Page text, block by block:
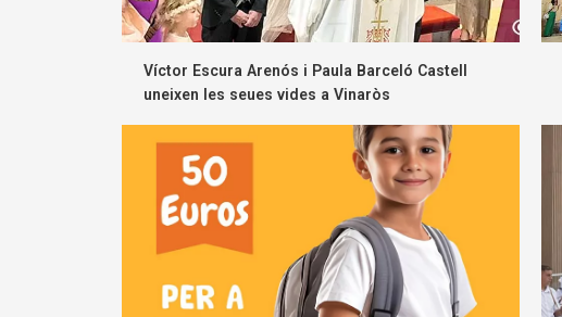
Víctor Escura Arenós i Paula Barceló Castell
uneixen les seues vides a Vinaròs